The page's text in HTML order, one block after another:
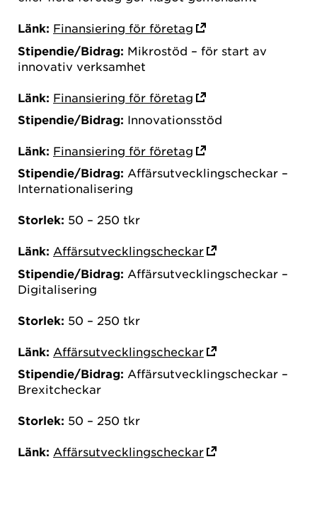
Länk: Finansiering för företag
Stipendie/Bidrag: Mikrostöd – för start av
innovativ verksamhet
Länk: Finansiering för företag
Stipendie/Bidrag: Innovationsstöd
Länk: Finansiering för företag
Stipendie/Bidrag: Affärsutvecklingscheckar –
Internationalisering
Storlek: 50 – 250 tkr
Länk: Affärsutvecklingscheckar
Stipendie/Bidrag: Affärsutvecklingscheckar –
Digitalisering
Storlek: 50 – 250 tkr
Länk: Affärsutvecklingscheckar
Stipendie/Bidrag: Affärsutvecklingscheckar –
Brexitcheckar
Storlek: 50 – 250 tkr
Länk: Affärsutvecklingscheckar